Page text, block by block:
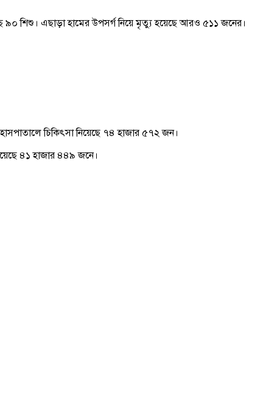
৯০ শিশু। এছাড়া হামের উপসর্গ নিয়ে মৃত্যু হয়েছে আরও ৫১১ জনের।
হাসপাতালে চিকিৎসা নিয়েছে ৭৪ হাজার ৫৭২ জন।
৪১ হাজার ৪৪৯ জনে।